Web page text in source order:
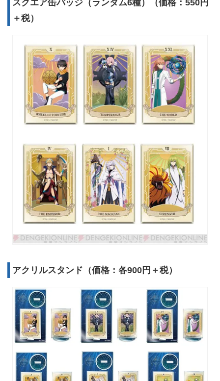
スクエア缶バッジ（ランダム6種）（価格：550円
＋税）
アクリルスタンド（価格：各900円＋税）